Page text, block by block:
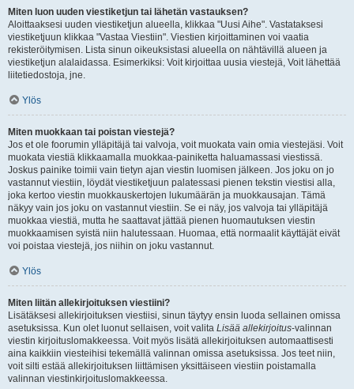
Miten luon uuden viestiketjun tai lähetän vastauksen?
Aloittaaksesi uuden viestiketjun alueella, klikkaa "Uusi Aihe". Vastataksesi
viestiketjuun klikkaa "Vastaa Viestiin". Viestien kirjoittaminen voi vaatia
rekisteröitymisen. Lista sinun oikeuksistasi alueella on nähtävillä alueen ja
viestiketjun alalaidassa. Esimerkiksi: Voit kirjoittaa uusia viestejä, Voit lähettää
liitetiedostoja, jne.
Ylös
Miten muokkaan tai poistan viestejä?
Jos et ole foorumin ylläpitäjä tai valvoja, voit muokata vain omia viestejäsi. Voit
muokata viestiä klikkaamalla muokkaa-painiketta haluamassasi viestissä.
Joskus painike toimii vain tietyn ajan viestin luomisen jälkeen. Jos joku on jo
vastannut viestiin, löydät viestiketjuun palatessasi pienen tekstin viestisi alla,
joka kertoo viestin muokkauskertojen lukumäärän ja muokkausajan. Tämä
näkyy vain jos joku on vastannut viestiin. Se ei näy, jos valvoja tai ylläpitäjä
muokkaa viestiä, mutta he saattavat jättää pienen huomautuksen viestin
muokkaamisen syistä niin halutessaan. Huomaa, että normaalit käyttäjät eivät
voi poistaa viestejä, jos niihin on joku vastannut.
Ylös
Miten liitän allekirjoituksen viestiini?
Lisätäksesi allekirjoituksen viestiisi, sinun täytyy ensin luoda sellainen omissa
asetuksissa. Kun olet luonut sellaisen, voit valita Lisää allekirjoitus-valinnan
viestin kirjoituslomakkeessa. Voit myös lisätä allekirjoituksen automaattisesti
aina kaikkiin viesteihisi tekemällä valinnan omissa asetuksissa. Jos teet niin,
voit silti estää allekirjoituksen liittämisen yksittäiseen viestiin poistamalla
valinnan viestinkirjoituslomakkeessa.